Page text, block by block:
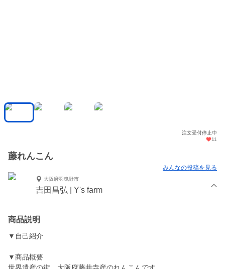
注文受付停止中
11
藤れんこん
みんなの投稿を見る
大阪府羽曳野市
吉田昌弘 | Y's farm
商品説明
▼自己紹介
▼商品概要